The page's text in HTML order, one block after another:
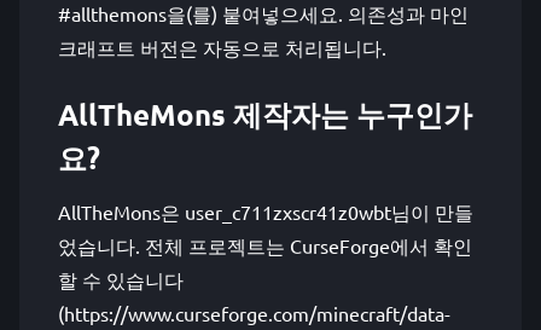
#allthemons을(를) 붙여넣으세요. 의존성과 마인
크래프트 버전은 자동으로 처리됩니다.
AllTheMons 제작자는 누구인가
요?
AllTheMons은 user_c711zxscr41z0wbt님이 만들
었습니다. 전체 프로젝트는 CurseForge에서 확인
할 수 있습니다
(https://www.curseforge.com/minecraft/data-